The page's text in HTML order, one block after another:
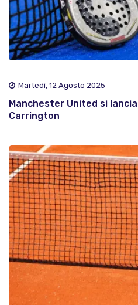
Martedì, 12 Agosto 2025
Manchester United si
Carrington